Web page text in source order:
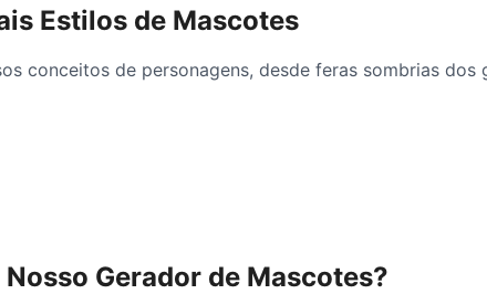
Estilos de Mascotes
conceitos de personagens, desde feras sombrias
Nosso Gerador de Mascotes?